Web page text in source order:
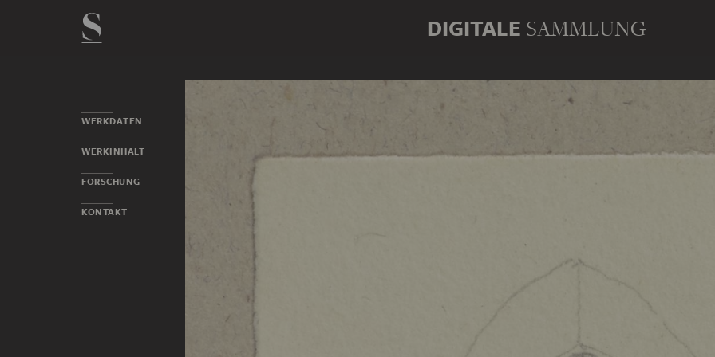
DIGITALE SAMMLUNG
WERKDATEN
WERKINHALT
FORSCHUNG
KONTAKT